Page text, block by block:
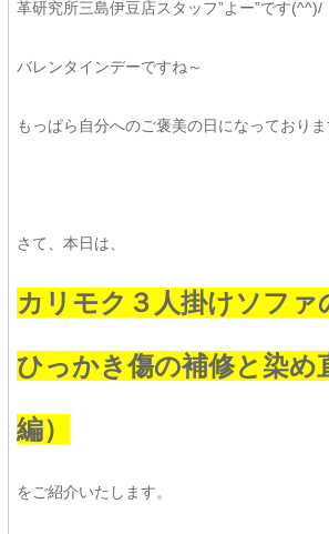
革研究所三島伊豆店スタッフ”よー”です(^^)/
バレンタインデーですね～
もっぱら自分へのご褒美の日になっており
さて、本日は、
カリモク３人掛けソファ
ひっかき傷の補修と染め
編）
をご紹介いたします。